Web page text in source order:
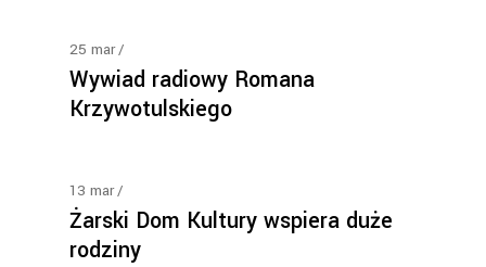
25 mar
Wywiad radiowy Romana
Krzywotulskiego
13 mar
Żarski Dom Kultury wspiera duże
rodziny